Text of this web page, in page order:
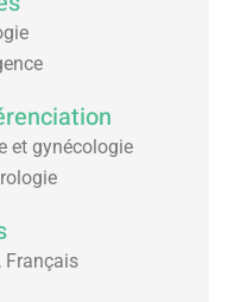
et gynécologie
Français